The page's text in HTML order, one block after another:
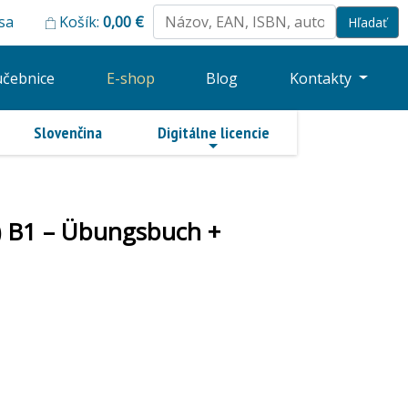
Košík: 0,00 €
E-shop Blog Kontakty
Slovenčina Digitálne licencie
– Übungsbuch +